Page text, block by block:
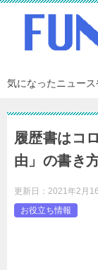
気になったニュース
履歴書はコ
由」の書き
更新日： 2021年2月
お役立ち情報